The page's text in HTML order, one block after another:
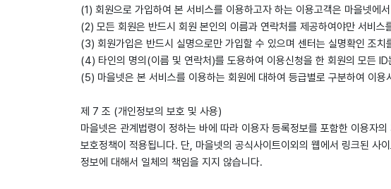
(1) 회원으로 가입하여 본 서비스를 이용하고자 하는 이용고객은 마을넷에
(2) 모든 회원은 반드시 회원 본인의 이름과 연락처를 제공하여야만 서비
(3) 회원가입은 반드시 실명으로만 가입할 수 있으며 센터는 실명확인 조치
(4) 타인의 명의(이름 및 연락처)를 도용하여 이용신청을 한 회원의 모든
(5) 마을넷은 본 서비스를 이용하는 회원에 대하여 등급별로 구분하여 이
제 7 조 (개인정보의 보호 및 사용)
마을넷은 관계법령이 정하는 바에 따라 이용자 등록정보를 포함한 이용자
보호정책이 적용됩니다. 단, 마을넷의 공식사이트이외의 웹에서 링크된 사
정보에 대해서 일체의 책임을 지지 않습니다.